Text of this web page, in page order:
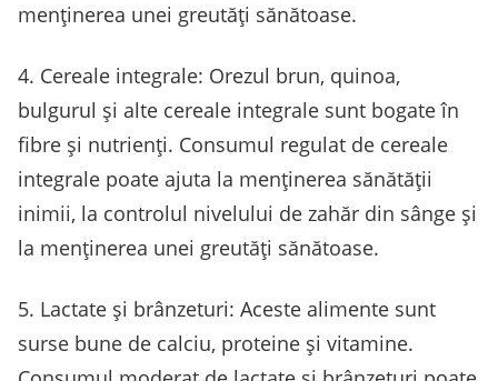
menținerea unei greutăți sănătoase.
4. Cereale integrale: Orezul brun, quinoa,
bulgurul și alte cereale integrale sunt bogate în
fibre și nutrienți. Consumul regulat de cereale
integrale poate ajuta la menținerea sănătății
inimii, la controlul nivelului de zahăr din sânge și
la menținerea unei greutăți sănătoase.
5. Lactate și brânzeturi: Aceste alimente sunt
surse bune de calciu, proteine ​​și vitamine.